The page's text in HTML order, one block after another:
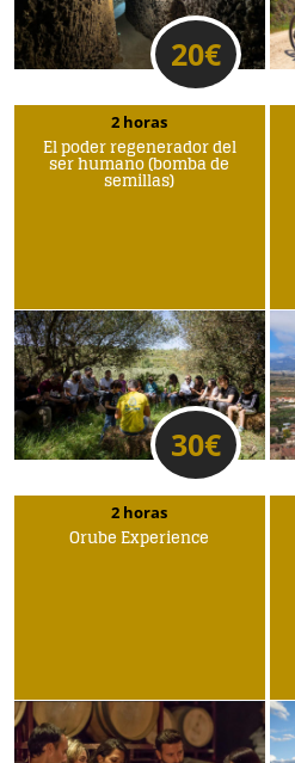
20€
2 horas
El poder regenerador del
ser humano (bomba de
semillas)
30€
2 horas
Orube Experience